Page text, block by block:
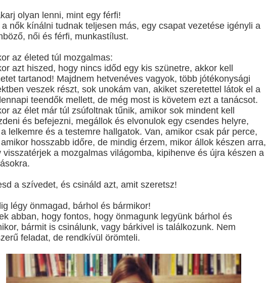
olyan lenni, mint egy férfi!
nők kínálni tudnak teljesen más, egy csapat vezetése igényli a
női és férfi, munkastílust.
az életed túl mozgalmas:
azt hiszed, hogy nincs időd egy kis szünetre, akkor kell
tartanod! Majdnem hetvenéves vagyok, több jótékonysági
veszek részt, sok unokám van, akiket szeretettel látok el a
teendők mellett, de még most is követem ezt a tanácsot.
az élet már túl zsúfoltnak tűnik, amikor sok mindent kell
és befejezni, megállok és elvonulok egy csendes helyre,
lelkemre és a testemre hallgatok. Van, amikor csak pár perce,
hosszabb időre, de mindig érzem, mikor állok készen arra,
visszatérjek a mozgalmas világomba, kipihenve és újra készen a
a szívedet, és csináld azt, amit szeretsz!
légy önmagad, bárhol és bármikor!
abban, hogy fontos, hogy önmagunk legyünk bárhol és
bármit is csinálunk, vagy bárkivel is találkozunk. Nem
feladat, de rendkívül örömteli.